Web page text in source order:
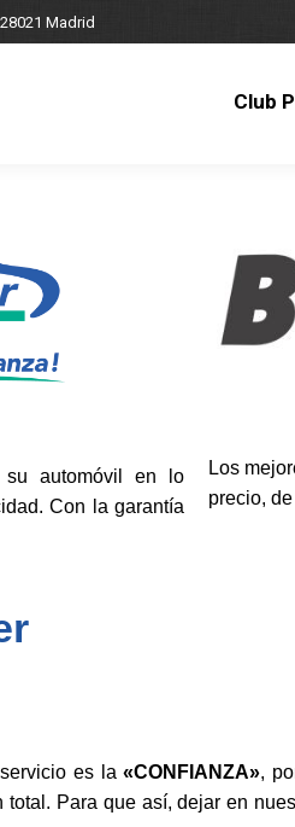
Madrid
Club
su automóvil en lo
Con la garantía
Los
precio,
servicio es la«CONFIANZA»,
Para que así, dejar en